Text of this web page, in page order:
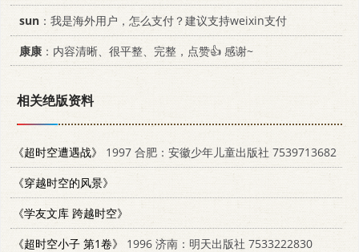
sun ：我是海外用户，怎么支付？建议支持weixin支付
康康 ：内容清晰、很平整、完整，点赞👍 感谢~
相关绝版资料
《超时空遭遇战》
1997 合肥：安徽少年儿童出版社 7539713682
《穿越时空的风景》
《学友文库 跨越时空》
《超时空小子 第1卷》
1996 济南：明天出版社 7533222830